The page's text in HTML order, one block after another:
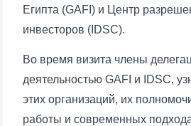
Египта (GAFI) и Центр
инвесторов (IDSC).
Во время визита члены
деятельностью GAFI и IDSC,
этих организаций, их
работы и современных